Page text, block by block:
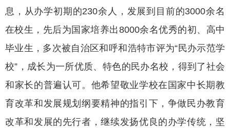
息，从办学初期的230余人，发展到目前的3000余名
在校生，先后为国家培养出8000余名优秀的初、高中
毕业生，多次被自治区和呼和浩特市评为“民办示范学
校”，成长为一所优质、特色的民办名校，得到了社会
和家长的普遍认可。他希望敬业学校在国家中长期教
育改革和发展规划纲要精神的指引下，争做民办教育
改革和发展的先行者，继续发扬优良的办学传统，坚